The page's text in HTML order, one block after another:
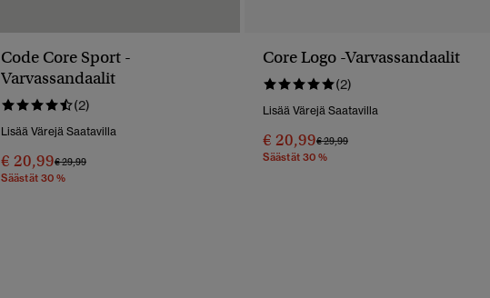
Code Core Sport -
Varvassandaalit
(2)
Lisää Värejä Saatavilla
€ 20,99Hinta Alennettu Hinnasta
€ 29,99Hintaan
Säästät 30 %
Core Logo -varvassandaalit
(2)
Lisää Värejä Saatavilla
€ 20,99Hinta Alennettu Hinnasta
€ 29,99Hintaan
Säästät 30 %